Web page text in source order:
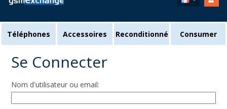
Téléphones Accessoires Reconditionné Consumer
Se Connecter
Nom d'utilisateur ou email: